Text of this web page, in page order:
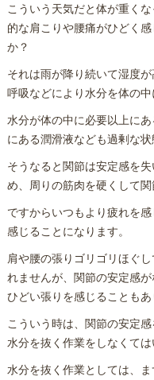
こういう天気だと体が重く
的な肩こりや腰痛がひどく
か？
それは雨が降り続いて湿度
呼吸などにより水分を体の
水分が体の中に必要以上に
にある潤滑液なども過剰な状
そうなると関節は安定感を
め、周りの筋肉を硬くして
ですからいつもより疲れを
感じることになります。
肩や腰の張りゴリゴリほぐ
れませんが、関節の安定感
ひどい張りを感じることもあ
こういう時は、関節の安定
水分を抜く作業をしなくては
水分を抜く作業としては、